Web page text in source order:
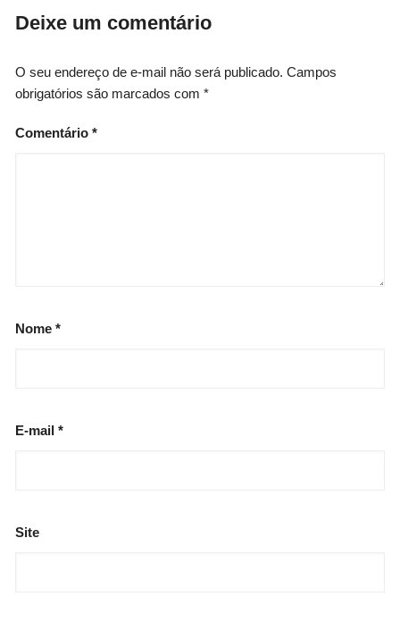
Deixe um comentário
O seu endereço de e-mail não será publicado. Campos
obrigatórios são marcados com*
Comentário*
Nome*
E-mail*
Site